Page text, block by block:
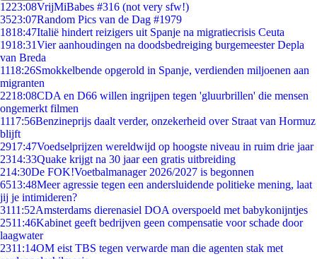
1223:08VrijMiBabes #316 (not very sfw!)
3523:07Random Pics van de Dag #1979
1818:47Italië hindert reizigers uit Spanje na migratiecrisis Ceuta
1918:31Vier aanhoudingen na doodsbedreiging burgemeester Depla
van Breda
1118:26Smokkelbende opgerold in Spanje, verdienden miljoenen aan
migranten
2218:08CDA en D66 willen ingrijpen tegen 'gluurbrillen' die mensen
ongemerkt filmen
1117:56Benzineprijs daalt verder, onzekerheid over Straat van Hormuz
blijft
2917:47Voedselprijzen wereldwijd op hoogste niveau in ruim drie jaar
2314:33Quake krijgt na 30 jaar een gratis uitbreiding
214:30De FOK!Voetbalmanager 2026/2027 is begonnen
6513:48Meer agressie tegen een andersluidende politieke mening, laat
jij je intimideren?
3111:52Amsterdams dierenasiel DOA overspoeld met babykonijntjes
2511:46Kabinet geeft bedrijven geen compensatie voor schade door
laagwater
2311:14OM eist TBS tegen verwarde man die agenten stak met